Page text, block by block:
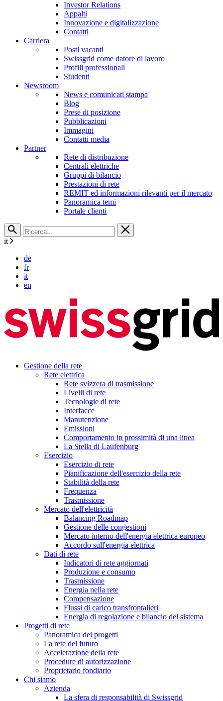
Investor Relations
Appalti
Innovazione e digitalizzazione
Contatti
Carriera
Posti vacanti
Swissgrid come datore di lavoro
Profili professionali
Studenti
Newsroom
News e comunicati stampa
Blog
Prese di posizione
Pubblicazioni
Immagini
Contatti media
Partner
Rete di distribuzione
Centrali elettriche
Gruppi di bilancio
Prestazioni di rete
REMIT ed informazioni rilevanti per il mercato
Panoramica temi
Portale clienti
it
de
fr
it
en
Gestione della rete
Rete elettrica
Rete svizzera di trasmissione
Livelli di rete
Tecnologie di rete
Interfacce
Manutenzione
Emissioni
Comportamento in prossimità di una linea
La Stella di Laufenburg
Esercizio
Esercizio di rete
Pianificazione dell'esercizio della rete
Stabilità della rete
Frequenza
Trasmissione
Mercato dell'elettricità
Balancing Roadmap
Gestione delle congestioni
Mercato interno dell'energia elettrica europeo
Accordo sull'energia elettrica
Dati di rete
Indicatori di rete aggiornati
Produzione e consumo
Trasmissione
Energia nella rete
Compensazione
Flussi di carico transfrontalieri
Energia di regolazione e bilancio del sistema
Progetti di rete
Panoramica dei progetti
La rete del futuro
Accelerazione della rete
Procedure di autorizzazione
Proprietario fondiario
Chi siamo
Azienda
La sfera di responsabilità di Swissgrid